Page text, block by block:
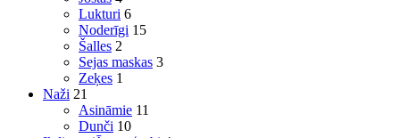
Lukturi 6
Noderīgi 15
Šalles 2
Sejas maskas 3
Zeķes 1
Naži 21
Asināmie 11
Dunči 10